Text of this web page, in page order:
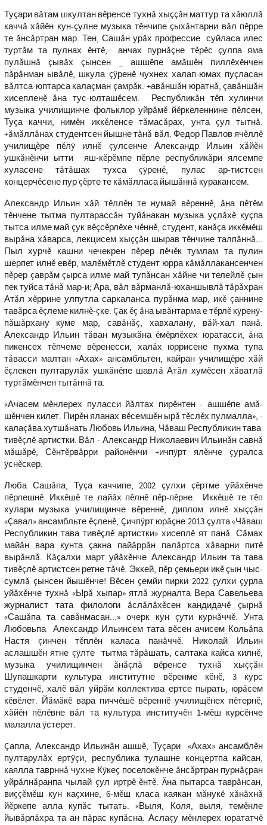
Туçари вăтам шкултан вĕренсе тухнă хыççăн маттур та хăюллă
каччă хăйĕн кун-çулне музыка тĕнчипе çыхăнтарни вăл пĕрре
те ăнсăртран мар. Тен, Сашăн урăх профессие суйласа илес
туртăм та пулнах ĕнтĕ, анчах пурнăçне тĕрĕс çулпа яма
пулăшнă çывăх çынсен _ ашшĕпе амăшĕн пиллĕхĕнчен
пăрăнман ывăлĕ, шкула çÿренĕ чухнех халап-юмах пуçласан
вăлтса-юптарса калаçман çамрăк. +авăншăн юратнă, çавăншăн
хисепленĕ ăна тус-юлташĕсем. Республикăн тĕп хулинчи
музыка училищинче фольклор уйрăмĕ йĕркеленнине пĕлсен,
Туçа каччи, нимĕн иккĕленсе тăмасăрах, унта çул тытнă.
+ăмăллăнах студентсен йышне тăнă вăл. Федор Павлов ячĕллĕ
училищĕре пĕлÿ илнĕ çулсенче Александр Ильин хăйĕн
ушкăнĕнчи ытти яш-кĕрĕмпе пĕрле республикăри ялсемпе
хуласене тăтăшах тухса çÿренĕ, пулас ар-тистсен
концерчĕсене пур çĕрте те кăмăлласа йышăннă куракансем.
Александр Ильин хăй тĕллĕн те нумай вĕреннĕ, ăна пĕтĕм
тĕнчене тытма пултарассăн туйăнакан музыка уçлăхĕ куçпа
тытса илме май çук вĕçсĕрлĕхе чĕннĕ, студент, канăçа иккĕмĕш
вырăна хăварса, лекцисем хыççăн шырав тĕнчине талпăннă...
Пыл хурчĕ кашни чечекрен пĕрер пĕчĕк тумлам та пулин
шерпет илнĕ евĕр, малĕмĕтлĕ студент юрра кăмăллакансенчен
пĕрер çаврăм çырса илме май тупăнсан хăйне чи телейлĕ çын
пек туйса тăнă мар-и; Ара, вăл вăрманлă-юханшывлă тăрăхран
Атăл хĕррине улпутла саркаланса пурăнма мар, икĕ çаннине
тавăрса ĕçлеме килнĕ-çке. Çак ĕç ăна ывăнтарма е тĕрлĕ кÿренÿ-
пăшăрхану кÿме мар, савăнăç, хавхалану, вăй-хал панă.
Александр Ильин тăван музыкăна ĕмĕрлĕхех юратасси, ăна
пикенсех тĕпчеме вĕренесси, халăх юррисене пухма тупа
тăвасси малтан «Ахах» ансамбльтен, кайран училищĕре хăй
ĕçлекен пултарулăх ушкăнĕпе шавлă Атăл хумĕсен хăватлă
туртăмĕнчен тытăннă та.
«Ачасем мĕнлерех пуласси йăлтах пирĕнтен - ашшĕпе амă-
шĕнчен килет. Пирĕн яланах вĕсемшĕн ырă тĕслĕх пулмалла», -
калаçăва хутшăнать Любовь Ильина, Чăваш Республикин тава
тивĕçлĕ артистки. Вăл - Александр Николаевич Ильинăн савнă
мăшăрĕ, Сĕнтĕрвăрри районĕнчи +ичпÿрт ялĕнче çуралса
ÿснĕскер.
Люба Сашăпа, Туçа каччипе, 2002 çулхи çĕртме уйăхĕнче
пĕрлешнĕ. Иккĕшĕ те лайăх пĕлнĕ пĕр-пĕрне. Иккĕшĕ те тĕп
хулари музыка училищинче вĕреннĕ, диплом илнĕ хыççăн
«Çавал» ансамбльте ĕçленĕ, Çичпÿрт юрăçне 2013 çулта «Чăваш
Республикин тава тивĕçлĕ артистки» хисеплĕ ят панă. Сăмах
майăн вара кунта çакна пайăррăн палăртса хăварни питĕ
вырăнлă. Кăçалхи март уйăхĕнче Александр Ильин та тава
тивĕçлĕ артистсен ретне тăчĕ. Эккей, пĕр çемьери икĕ çын чыс-
сумлă çынсен йышĕнче! Вĕсен çемйи пирки 2022 çулхи çурла
уйăхĕнче тухнă «Ырă хыпар» ятлă журналта Вера Савельева
журналист тата филологи ăслăлăхĕсен кандидачĕ çырнă
«Сашăпа та савăнмасан...» очерк кун çути курнăччĕ. Унта
Любовьпа Александр Ильинсем тата вĕсен ачисем Кольăпа
Настя çинчен тĕплĕн каласа панăччĕ. Николай Ильин
аслашшĕн ятне çÿлте тытма тăрăшать, салтака кайса килнĕ,
музыка училищинчен ăнăçлă вĕренсе тухнă хыççăн
Шупашкарти культура институтне вĕренме кĕнĕ, 3 курс
студенчĕ, халĕ вăл уйрăм коллектива ертсе пырать, юрăсем
кĕвĕлет. Йăмăкĕ вара пиччĕшĕ вĕреннĕ училищĕнех пĕтернĕ,
хăйĕн пĕлĕвне вăл та культура институчĕн 1-мĕш курсĕнче
малалла ÿстерет.
Çапла, Александр Ильинăн ашшĕ, Туçари «Ахах» ансамблĕн
пултарулăх ертÿçи, республика тулашне концертпа кайсан,
каялла таврннă чухне Кÿкеç поселокĕнче ăнсăртран пурнăçран
уйрăлнăранпа чылай çул иртрĕ ĕнтĕ. Ăна пытарса таврăнсан,
виççĕмĕш кун каçхине, 6-мĕш класа каякан мăнукĕ хăнăхнă
йĕркепе алла купăс тытать. «Выля, Коля, выля, темĕнле
йывăрлăхра та ан пăрас купăсна. Аслаçу мĕнлерех юрататчĕ